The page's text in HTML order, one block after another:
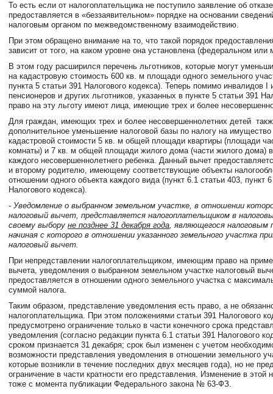
То есть если от налогоплательщика не поступило заявление об
предоставляется в «беззаявительном» порядке на основании
налоговым органом по межведомственному взаимодействию.
При этом обращено внимание на то, что такой порядок
зависит от того, на каком уровне она установлена (федеральном или
В этом году расширился перечень льготников, которые могут
на кадастровую стоимость 600 кв. м площади одного земельного
пункта 5 статьи 391 Налогового кодекса). Теперь помимо инвалидов I
пенсионеров и других льготников, указанных в пункте 5 статьи 391
право на эту льготу имеют лица, имеющие трех и более
Для граждан, имеющих трех и более несовершеннолетних детей
дополнительное уменьшение налоговой базы по налогу на
кадастровой стоимости 5 кв. м общей площади квартиры (площади
комнаты) и 7 кв. м общей площади жилого дома (части жилого дома)
каждого несовершеннолетнего ребенка. Данный вычет
и второму родителю, имеющему соответствующие объекты
отношении одного объекта каждого вида (пункт 6.1 статьи 403, пункт
Налогового кодекса).
- Уведомление о выбранном земельном участке, в отношении
налоговый вычет, представляется налогоплательщиком в
своему выбору не позднее 31 декабря года, являющегося налоговым
начиная с которого в отношении указанного земельного участка
налоговый вычет.
При непредставлении налогоплательщиком, имеющим право на
вычета, уведомления о выбранном земельном участке налоговый
предоставляется в отношении одного земельного участка с
суммой налога.
Таким образом, представление уведомления есть право, а не
налогоплательщика. При этом положениями статьи 391 Налогового
предусмотрено ограничение только в части конечного срока
уведомления (согласно редакции пункта 6.1 статьи 391 Налогового
сроком признается 31 декабря; срок был изменен с учетом
возможности представления уведомления в отношении земельного
которые возникли в течение последних двух месяцев года), но не
ограничение в части кратности его представления. Изменение в этой
тоже с момента публикации Федерального закона № 63-ФЗ.